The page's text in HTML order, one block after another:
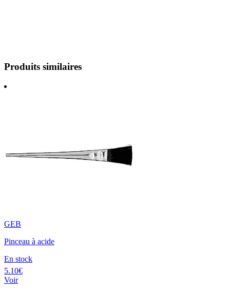
Produits similaires
GEB
Pinceau à acide
En stock
5.10€
Voir